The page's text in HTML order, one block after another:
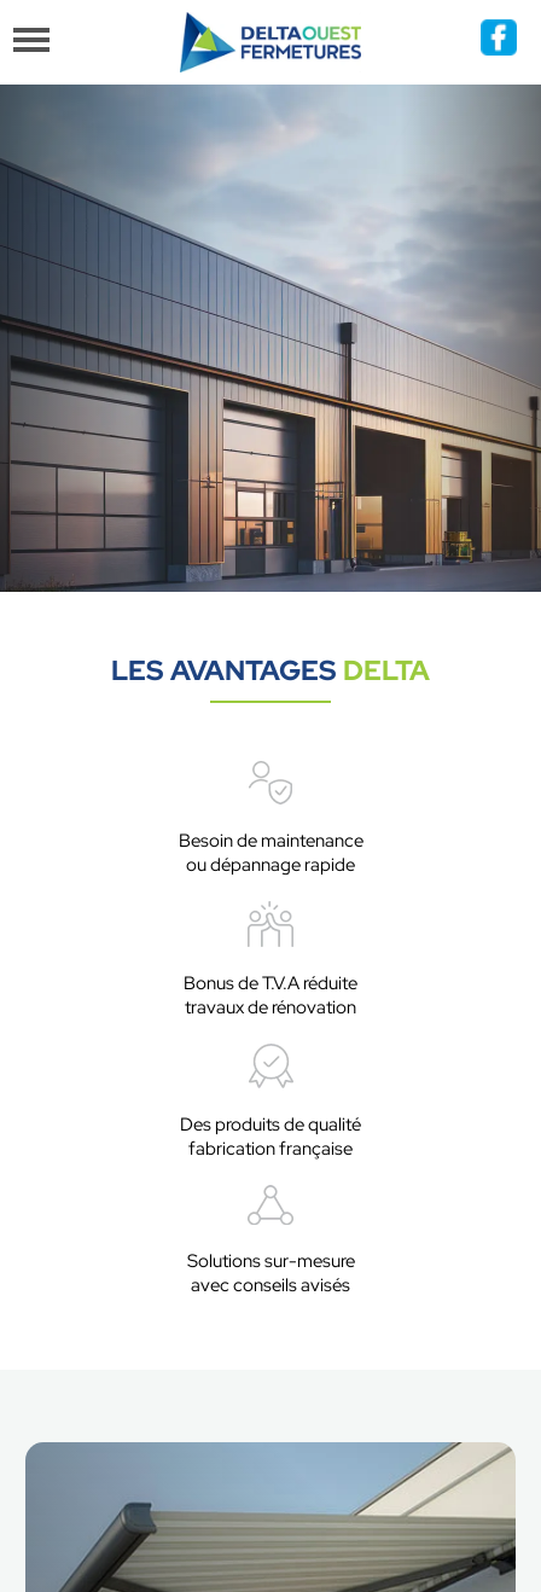
LES AVANTAGES DELTA
Besoin de maintenance
ou dépannage rapide
Bonus de T.V.A réduite
travaux de rénovation
Des produits de qualité
fabrication française
Solutions sur-mesure
avec conseils avisés